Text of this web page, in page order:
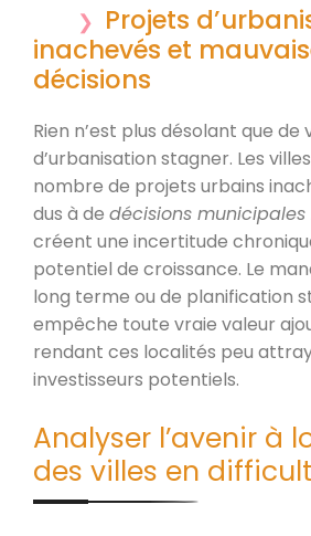
Projets
inachevés et
décisions
Rien n’est plus désolant que de
d’urbanisation stagner. Les
nombre de projets urbains
dus à de décisions
créent une incertitude
potentiel de croissance. Le
long terme ou de planification
empêche toute vraie valeur
rendant ces localités peu
investisseurs potentiels.
Analyser l’avenir à
des villes en